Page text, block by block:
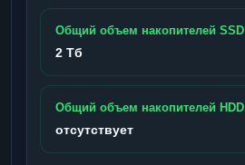
Общий объем накопителей SSD
2 Тб
Общий объем накопителей HDD
отсутствует